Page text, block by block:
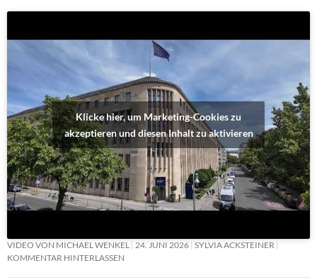
Klicke hier, um Marketing-Cookies zu
akzeptieren und diesen Inhalt zu aktivieren
VIDEO VON MICHAEL WENKEL 24. JUNI 2026 SYLVIA ACKSTEINER
KOMMENTAR HINTERLASSEN